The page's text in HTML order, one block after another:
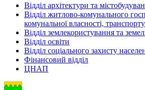
Відділ архітектури та
Відділ житлово-комунального
комунальної власності,
Відділ землекористування та
Відділ освіти
Відділ соціального захисту
Фінансовий відділ
ЦНАП